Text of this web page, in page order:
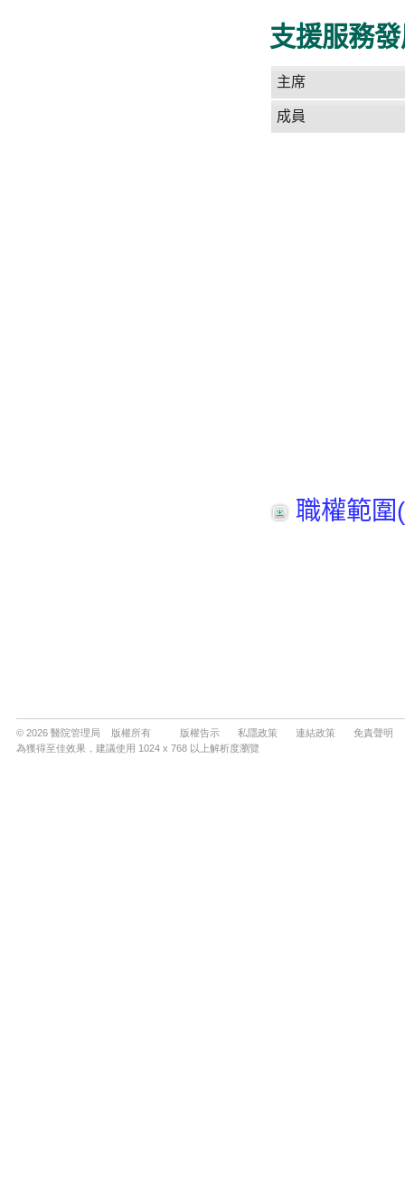
© 2026 醫院管理局 版權所有 版權告示 私隱政策 連結政策
免責聲明
為獲得至佳效果，建議使用 1024 x 768 以上解析度瀏覽